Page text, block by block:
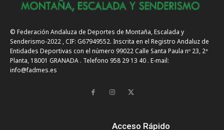
© Federación Andaluza de Deportes de Montaña, Escalada y
Senderismo-2022 , CIF: G67949552. Inscrita en el Registro Andaluz de
Entidades Deportivas con el número 99022 Calle Santa Paula nº 23, 2ª
Planta, 18001 GRANADA . Telefono 958 29 13 40 . E-mail:
info@fadmes.es
Acceso Rápido